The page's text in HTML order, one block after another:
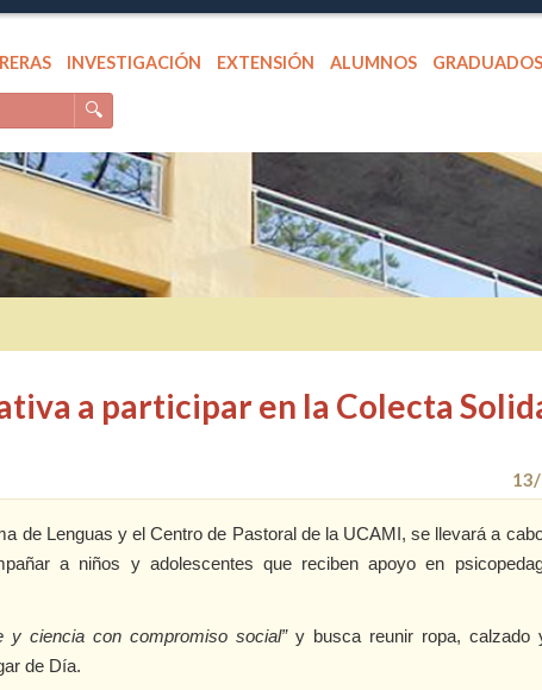
INVESTIGACIÓN EXTENSIÓN ALUMNOS GRADUADOS
🔍
a participar en la Colecta
de Lenguas y el Centro de Pastoral de la UCAMI, se llevará a
a niños y adolescentes que reciben apoyo en
y ciencia con compromiso social”y busca reunir ropa, calzado
de Día.